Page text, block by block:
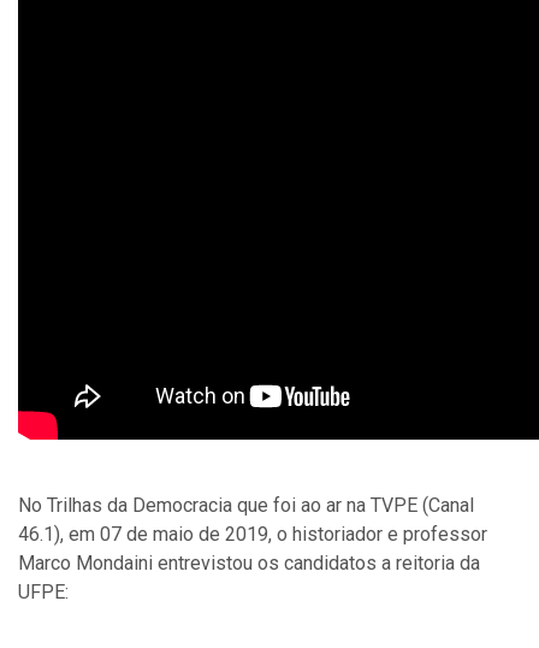
No Trilhas da Democracia que foi ao ar na TVPE (Canal
46.1), em 07 de maio de 2019, o historiador e professor
Marco Mondaini entrevistou os candidatos a reitoria da
UFPE: